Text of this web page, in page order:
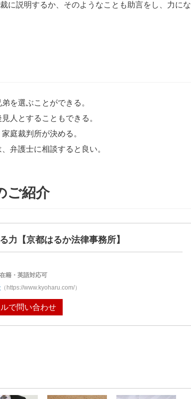
に説明するか、そのようなことも助言をし、力にな
を選ぶことができる。
人とすることもできる。
庭裁判所が決める。
弁護士に相談すると良い。
ご紹介
力 【京都はるか法律事務所】
籍・英語対応可
（https://www.kyoharu.com/）
ルで問い合わせ